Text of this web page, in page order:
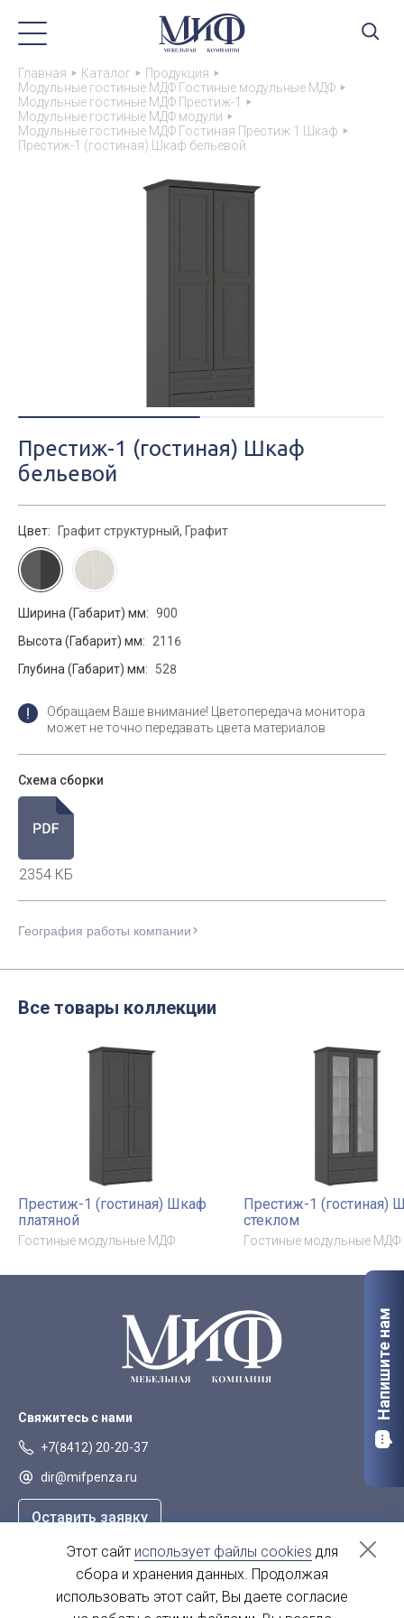
Главная Каталог
Продукция
Модульные гостиные МДФ Гостиные модульные МДФ
Модульные гостиные МДФ Престиж-1
Модульные гостиные МДФ модули
Модульные гостиные МДФ Гостиная Престиж 1 Шкаф
Престиж-1 (гостиная) Шкаф бельевой
Престиж-1 (гостиная) Шкаф
бельевой
Цвет: Графит структурный, Графит
Ширина (Габарит) мм: 900
Высота (Габарит) мм:
2116
Глубина (Габарит) мм:
528
Обращаем Ваше внимание! Цветопередача монитора
может не точно передавать цвета материалов
Схема сборки
2354 КБ
География работы компании
Все товары коллекции
Престиж-1 (гостиная) Шкаф
платяной
Гостиные модульные МДФ
Престиж-1 (гостиная)
стеклом
Гостиные модульные МДФ
Свяжитесь с нами
+7(8412) 20-20-37
dir@mifpenza.ru
Оставить заявку
г. Пенза, ул. Аустрина, 139а
Напишите нам
Этот сайт использует файлы cookies для
сбора и хранения данных. Продолжая
использовать этот сайт, Вы даете согласие